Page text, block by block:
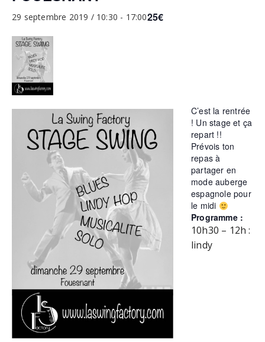
29 septembre 2019 / 10:30 - 17:0025€
C’est la rentrée
! Un stage et ça
repart !!
Prévois ton
repas à
partager en
mode auberge
espagnole pour
le midi
Programme :
10h30 – 12h :
lindy